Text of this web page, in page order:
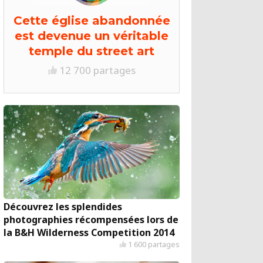
Cette église abandonnée
est devenue un véritable
temple du street art
12 700 partages
Découvrez les splendides
photographies récompensées lors de
la B&H Wilderness Competition 2014
1 600 partages